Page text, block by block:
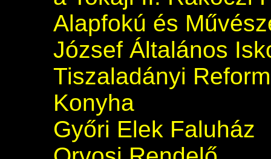
Alapfokú és
József Általános
Tiszaladányi
Konyha
Győri Elek Faluház